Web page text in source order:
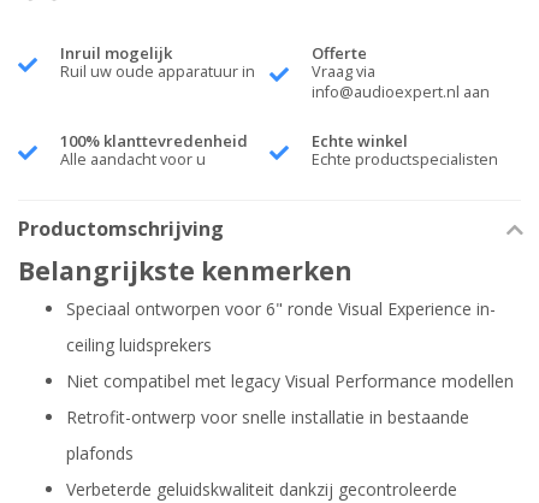
Inruil mogelijk
Ruil uw oude apparatuur in
Offerte
Vraag via
info@audioexpert.nl aan
100% klanttevredenheid
Alle aandacht voor u
Echte winkel
Echte productspecialisten
Productomschrijving
Belangrijkste kenmerken
Speciaal ontworpen voor 6" ronde Visual Experience in-
ceiling luidsprekers
Niet compatibel met legacy Visual Performance modellen
Retrofit-ontwerp voor snelle installatie in bestaande
plafonds
Verbeterde geluidskwaliteit dankzij gecontroleerde